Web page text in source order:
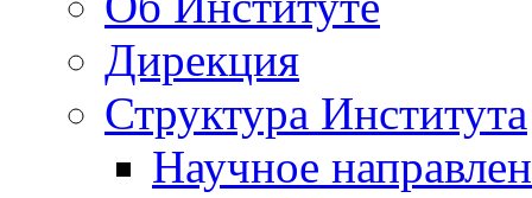
Дирекция
Структура Института
Научное